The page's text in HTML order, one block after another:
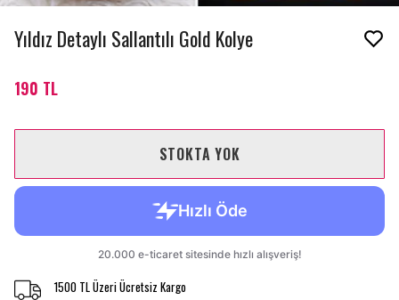
Yıldız Detaylı Sallantılı Gold Kolye
190 TL
STOKTA YOK
1500 TL Üzeri Ücretsiz Kargo